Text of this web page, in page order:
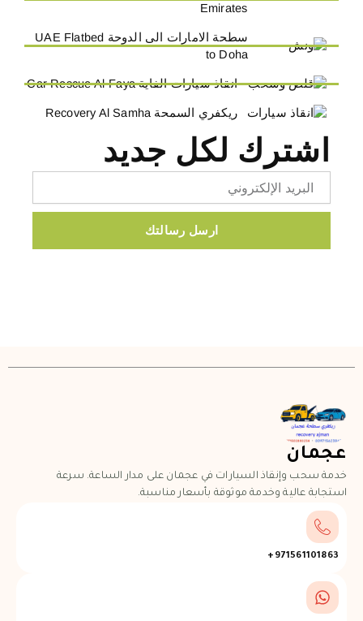
Emirates
سطحة الامارات الى الدوحة UAE Flatbed
to Doha
انقاذ سيارات الفاية Car Rescue Al-Faya
ريكفري السمحة Recovery Al Samha
اشترك لكل جديد
ارسل رسالتك
عجمان
خدمة سحب وإنقاذ السيارات في عجمان على مدار الساعة. سرعة
استجابة عالية وخدمة موثوقة بأسعار مناسبة.
971561101863+